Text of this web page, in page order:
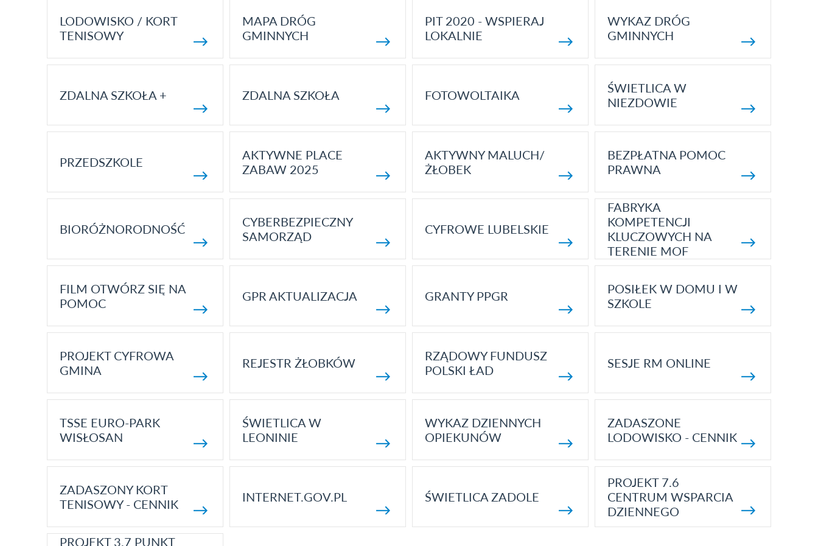
LODOWISKO / KORT
TENISOWY
MAPA DRÓG
GMINNYCH
PIT 2020 - WSPIERAJ
LOKALNIE
WYKAZ DRÓG
GMINNYCH
ZDALNA SZKOŁA + ZDALNA SZKOŁA FOTOWOLTAIKA
ŚWIETLICA W
NIEZDOWIE
PRZEDSZKOLE
AKTYWNE PLACE
ZABAW 2025
AKTYWNY MALUCH/
ŻŁOBEK
BEZPŁATNA POMOC
PRAWNA
BIORÓŻNORODNOŚĆ
CYBERBEZPIECZNY
SAMORZĄD
CYFROWE LUBELSKIE
FABRYKA
KOMPETENCJI
KLUCZOWYCH NA
TERENIE MOF
FILM OTWÓRZ SIĘ NA
POMOC
GPR AKTUALIZACJA GRANTY PPGR
POSIŁEK W DOMU I W
SZKOLE
PROJEKT CYFROWA
GMINA
REJESTR ŻŁOBKÓW
RZĄDOWY FUNDUSZ
POLSKI ŁAD
SESJE RM ONLINE
TSSE EURO-PARK
WISŁOSAN
ŚWIETLICA W
LEONINIE
WYKAZ DZIENNYCH
OPIEKUNÓW
ZADASZONE
LODOWISKO - CENNIK
ZADASZONY KORT
TENISOWY - CENNIK
INTERNET.GOV.PL ŚWIETLICA ZADOLE
PROJEKT 7.6
CENTRUM WSPARCIA
DZIENNEGO
PROJEKT 3.7 PUNKT